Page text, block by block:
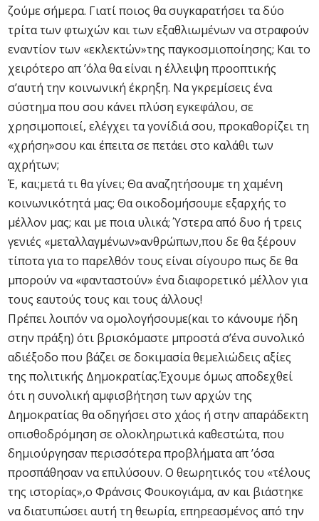
ζούμε σήμερα. Γιατί ποιος θα συγκαρατήσει τα δύο
τρίτα των φτωχών και των εξαθλιωμένων να στραφούν
εναντίον των «εκλεκτών»της παγκοσμιοποίησης; Και το
χειρότερο απ ’όλα θα είναι η έλλειψη προοπτικής
σ’αυτή την κοινωνική έκρηξη. Να γκρεμίσεις ένα
σύστημα που σου κάνει πλύση εγκεφάλου, σε
χρησιμοποιεί, ελέγχει τα γονίδιά σου, προκαθορίζει τη
«χρήση»σου και έπειτα σε πετάει στο καλάθι των
αχρήτων;
Έ, και;μετά τι θα γίνει; Θα αναζητήσουμε τη χαμένη
κοινωνικότητά μας; Θα οικοδομήσουμε εξαρχής το
μέλλον μας; και με ποια υλικά; Ύστερα από δυο ή τρεις
γενιές «μεταλλαγμένων»ανθρώπων,που δε θα ξέρουν
τίποτα για το παρελθόν τους είναι σίγουρο πως δε θα
μπορούν να «φανταστούν» ένα διαφορετικό μέλλον για
τους εαυτούς τους και τους άλλους!
Πρέπει λοιπόν να ομολογήσουμε(και το κάνουμε ήδη
στην πράξη) ότι βρισκόμαστε μπροστά σ’ένα συνολικό
αδιέξοδο που βάζει σε δοκιμασία θεμελιώδεις αξίες
της πολιτικής Δημοκρατίας.Έχουμε όμως αποδεχθεί
ότι η συνολική αμφισβήτηση των αρχών της
Δημοκρατίας θα οδηγήσει στο χάος ή στην απαράδεκτη
οπισθοδρόμηση σε ολοκληρωτικά καθεστώτα, που
δημιούργησαν περισσότερα προβλήματα απ ’όσα
προσπάθησαν να επιλύσουν. Ο θεωρητικός του «τέλους
της ιστορίας»,ο Φράνσις Φουκογιάμα, αν και βιάστηκε
να διατυπώσει αυτή τη θεωρία, επηρεασμένος από την